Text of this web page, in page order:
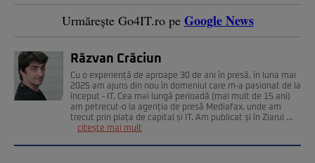
Urmărește Go4IT.ro pe Google News
Răzvan Crăciun
Cu o experiență de aproape 30 de ani în presă, în luna mai
2025 am ajuns din nou în domeniul care m-a pasionat de la
început - IT. Cea mai lungă perioadă (mai mult de 15 ani)
am petrecut-o la agenția de presă Mediafax, unde am
trecut prin piața de capital și IT. Am publicat și în Ziarul ...
citește mai mult